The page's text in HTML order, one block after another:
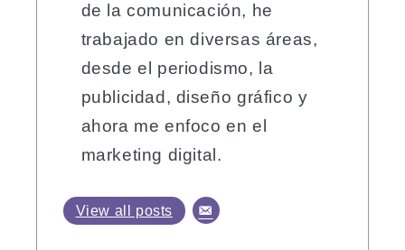
de la comunicación, he
trabajado en diversas áreas,
desde el periodismo, la
publicidad, diseño gráfico y
ahora me enfoco en el
marketing digital.
View all posts